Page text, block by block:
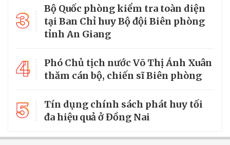
3
Bộ Quốc phòng kiểm tra toàn diện
tại Ban Chỉ huy Bộ đội Biên phòng
tỉnh An Giang
4
Phó Chủ tịch nước Võ Thị Ánh Xuân
thăm cán bộ, chiến sĩ Biên phòng
5
Tín dụng chính sách phát huy tối
đa hiệu quả ở Đồng Nai